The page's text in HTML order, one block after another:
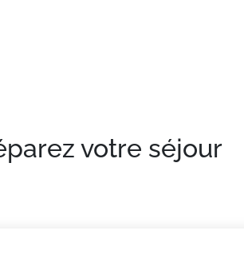
votre séjour